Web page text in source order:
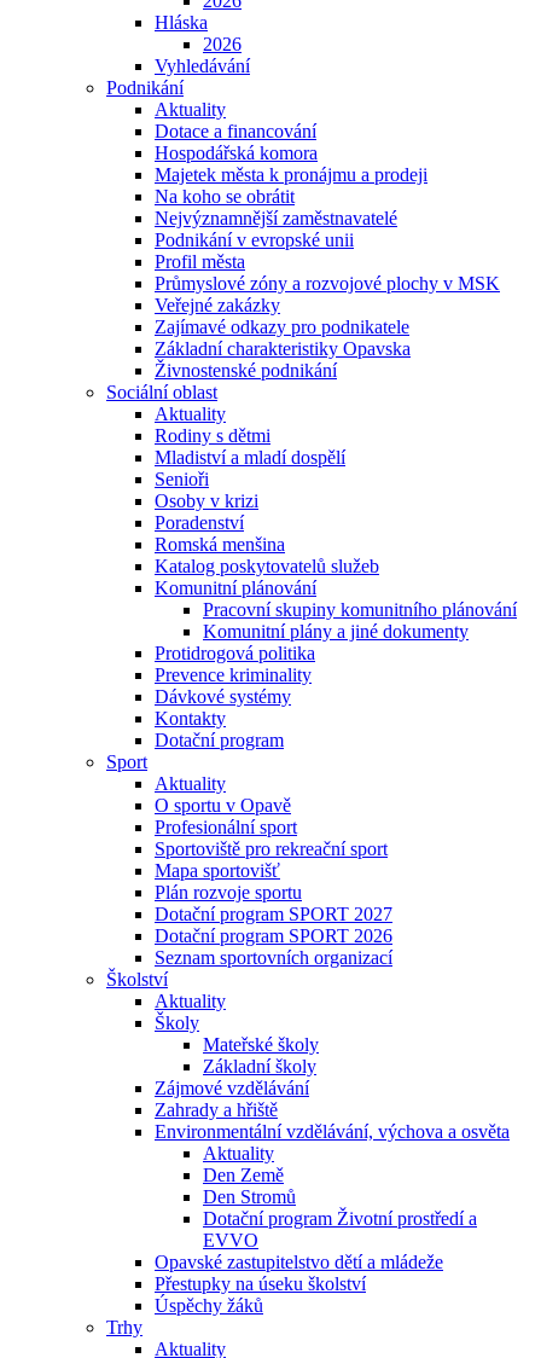
Hláska
2026
Vyhledávání
Podnikání
Aktuality
Dotace a financování
Hospodářská komora
Majetek města k pronájmu a prodeji
Na koho se obrátit
Nejvýznamnější zaměstnavatelé
Podnikání v evropské unii
Profil města
Průmyslové zóny a rozvojové plochy v MSK
Veřejné zakázky
Zajímavé odkazy pro podnikatele
Základní charakteristiky Opavska
Živnostenské podnikání
Sociální oblast
Aktuality
Rodiny s dětmi
Mladiství a mladí dospělí
Senioři
Osoby v krizi
Poradenství
Romská menšina
Katalog poskytovatelů služeb
Komunitní plánování
Pracovní skupiny komunitního plánování
Komunitní plány a jiné dokumenty
Protidrogová politika
Prevence kriminality
Dávkové systémy
Kontakty
Dotační program
Sport
Aktuality
O sportu v Opavě
Profesionální sport
Sportoviště pro rekreační sport
Mapa sportovišť
Plán rozvoje sportu
Dotační program SPORT 2027
Dotační program SPORT 2026
Seznam sportovních organizací
Školství
Aktuality
Školy
Mateřské školy
Základní školy
Zájmové vzdělávání
Zahrady a hřiště
Environmentální vzdělávání, výchova a osvěta
Aktuality
Den Země
Den Stromů
Dotační program Životní prostředí a
EVVO
Opavské zastupitelstvo dětí a mládeže
Přestupky na úseku školství
Úspěchy žáků
Trhy
Aktuality